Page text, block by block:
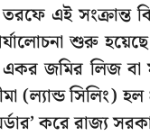
এই সংক্রান্ত
শুরু
জমির লিজ বা
(ল্যান্ড
করে রাজ্য